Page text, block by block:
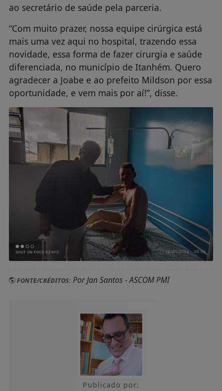
ao secretário de saúde pela parceria.
“Com muito prazer, nossa equipe cirúrgica está
mais uma vez aqui no hospital, trazendo essa
novidade, essa forma de fazer cirurgia e saúde
diferenciada, no município de Itanhém. Quero
agradecer a Joabe e ao prefeito Mildson por essa
oportunidade, e vem mais por aí!”, disse.
FONTE/CRÉDITOS:Por Jan Santos - ASCOM PMI
Publicado por: